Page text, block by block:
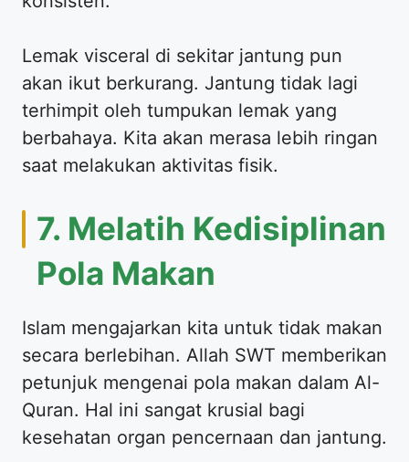
Lemak visceral di sekitar jantung pun
akan ikut berkurang. Jantung tidak lagi
terhimpit oleh tumpukan lemak yang
berbahaya. Kita akan merasa lebih ringan
saat melakukan aktivitas fisik.
7. Melatih Kedisiplinan
Pola Makan
Islam mengajarkan kita untuk tidak makan
secara berlebihan. Allah SWT memberikan
petunjuk mengenai pola makan dalam Al-
Quran. Hal ini sangat krusial bagi
kesehatan organ pencernaan dan jantung.